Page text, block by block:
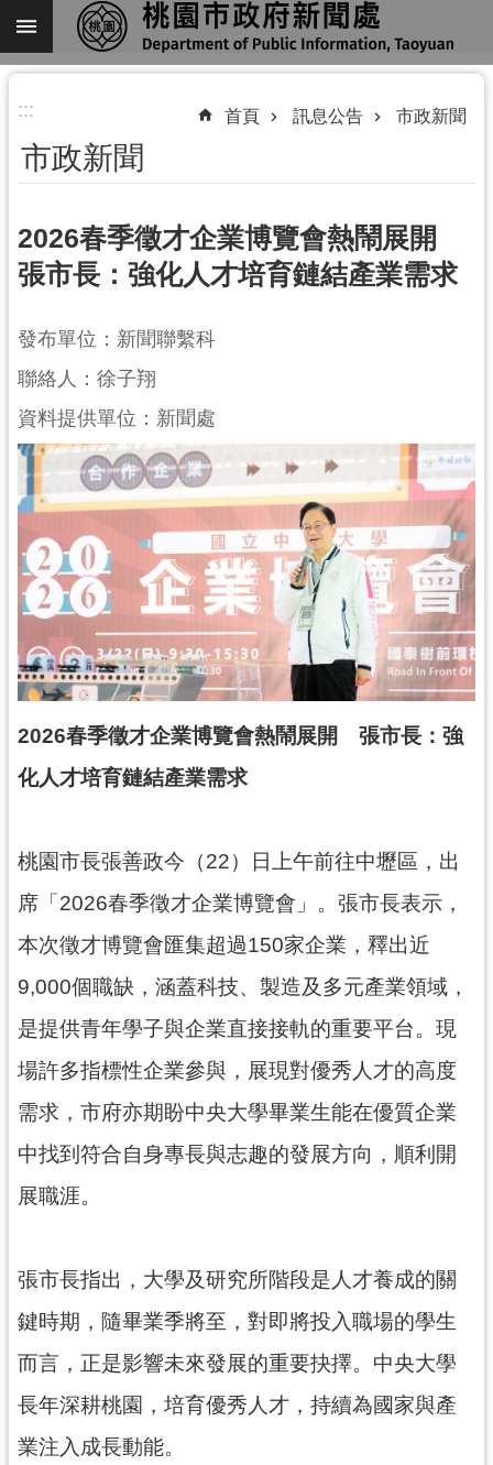
跳到主要內容區塊
進
搜
尋
關
我
們
機
通
訊
錄
業
務
資
訊
公
告
服
務
政
府
資
公
開
回
首
頁
導
覽
市
政
信
::: 首頁 訊息公告 市政新聞
市政新聞
2026春季徵才企業博覽會熱鬧展開
張市長：強化人才培育鏈結產業需求
發布單位：新聞聯繫科
聯絡人：徐子翔
資料提供單位：新聞處
2026春季徵才企業博覽會熱鬧展開 張市長：強
化人才培育鏈結產業需求
桃園市長張善政今（22）日上午前往中壢區，出
席「2026春季徵才企業博覽會」。張市長表示，
本次徵才博覽會匯集超過150家企業，釋出近
9,000個職缺，涵蓋科技、製造及多元產業領域，
是提供青年學子與企業直接接軌的重要平台。現
場許多指標性企業參與，展現對優秀人才的高度
需求，市府亦期盼中央大學畢業生能在優質企業
中找到符合自身專長與志趣的發展方向，順利開
展職涯。
張市長指出，大學及研究所階段是人才養成的關
鍵時期，隨畢業季將至，對即將投入職場的學生
而言，正是影響未來發展的重要抉擇。中央大學
長年深耕桃園，培育優秀人才，持續為國家與產
業注入成長動能。